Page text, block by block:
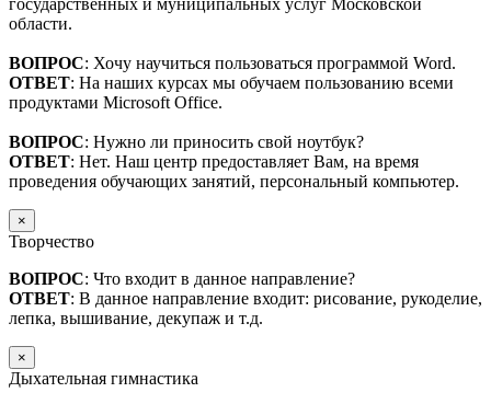
области.
ВОПРОС: Хочу научиться пользоваться программой Word.
ОТВЕТ: На наших курсах мы обучаем пользованию всеми
продуктами Microsoft Office.
ВОПРОС: Нужно ли приносить свой ноутбук?
ОТВЕТ: Нет. Наш центр предоставляет Вам, на время
проведения обучающих занятий, персональный компьютер.
×
Творчество
ВОПРОС: Что входит в данное направление?
ОТВЕТ: В данное направление входит: рисование, рукоделие,
лепка, вышивание, декупаж и т.д.
×
Дыхательная гимнастика